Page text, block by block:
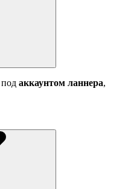
под аккаунтом ланнера,